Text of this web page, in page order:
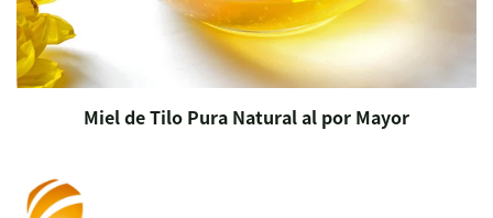
Miel de Tilo Pura Natural al por Mayor